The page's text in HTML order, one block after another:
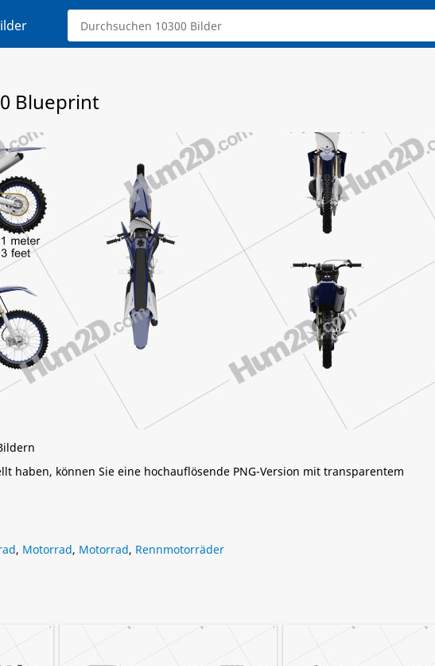
Blueprint
haben, können Sie eine hochauflösende PNG-Version mit transparentem
, Motorrad, Motorrad, Rennmotorräder